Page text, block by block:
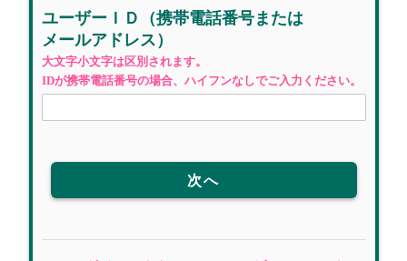
ユーザーＩＤ （携帯電話番号または
メールアドレス）
大文字小文字は区別されます。
IDが携帯電話番号の場合、ハイフンなしでご入力ください。
次へ